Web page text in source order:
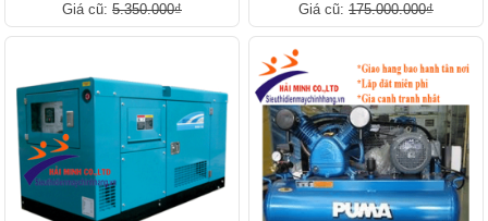
Giá cũ: 5.350.000₫ Giá cũ: 175.000.000₫